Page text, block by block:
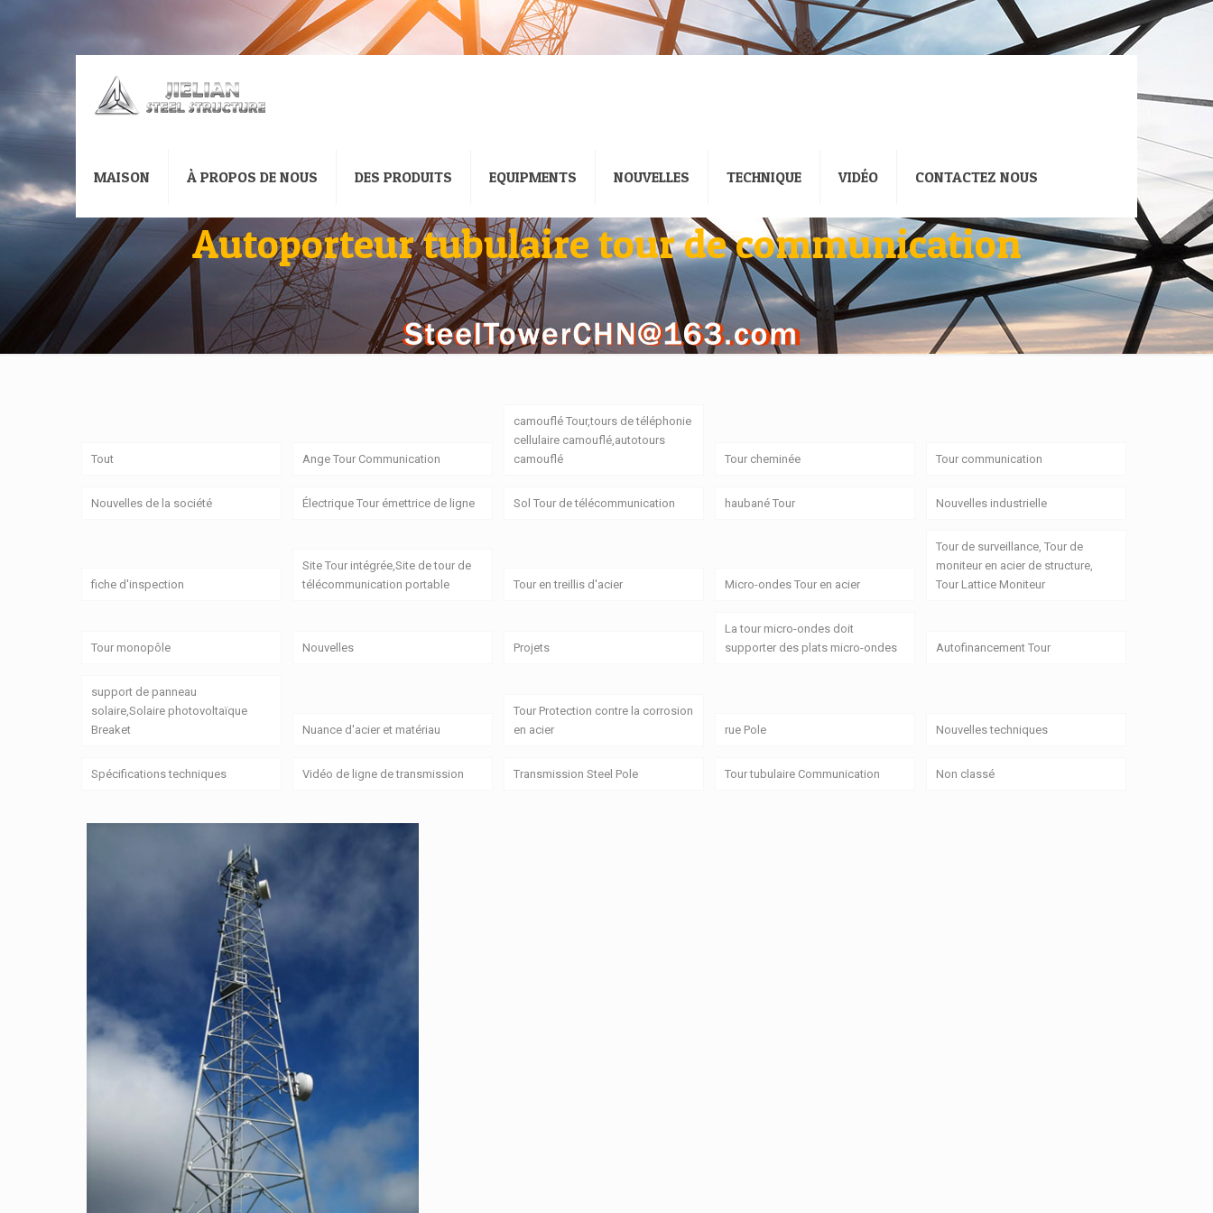
MAISON À PROPOS DE NOUS DES PRODUITS EQUIPMENTS NOUVELLES TECHNIQUE VIDÉO CONTACTEZ NOUS
Autoporteur tubulaire tour de communication
Tout Ange Tour Communication
camouflé Tour,tours de téléphonie
cellulaire camouflé,autotours
camouflé
Tour cheminée Tour communication
Nouvelles de la société Électrique Tour émettrice de ligne Sol Tour de télécommunication haubané Tour Nouvelles industrielle
fiche d'inspection
Site Tour intégrée,Site de tour de
télécommunication portable
Tour en treillis d'acier Micro-ondes Tour en acier
Tour de surveillance, Tour de
moniteur en acier de structure,
Tour Lattice Moniteur
Tour monopôle Nouvelles Projets
La tour micro-ondes doit
supporter des plats micro-ondes
Autofinancement Tour
support de panneau
solaire,Solaire photovoltaïque
Breaket
Nuance d'acier et matériau
Tour Protection contre la corrosion
en acier
rue Pole Nouvelles techniques
Spécifications techniques Vidéo de ligne de transmission Transmission Steel Pole Tour tubulaire Communication Non classé